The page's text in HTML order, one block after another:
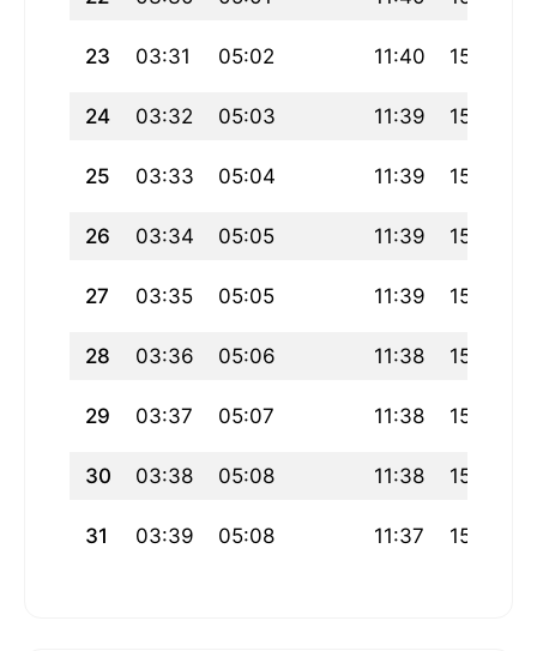
23 03:31 05:02 11:40 15:21
24 03:32 05:03 11:39 15:21
25 03:33 05:04 11:39 15:20
26 03:34 05:05 11:39 15:19
27 03:35 05:05 11:39 15:19
28 03:36 05:06 11:38 15:18
29 03:37 05:07 11:38 15:17
30 03:38 05:08 11:38 15:17
31 03:39 05:08 11:37 15:16